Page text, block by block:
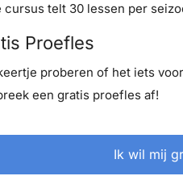
cursus telt 30 lessen per
Proefles
proberen of het iets
een gratis proefles af!
Ik wil mij